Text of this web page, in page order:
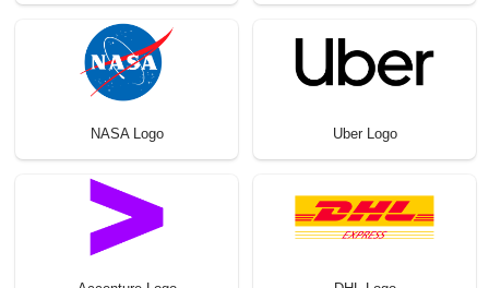
NASA Logo Uber Logo